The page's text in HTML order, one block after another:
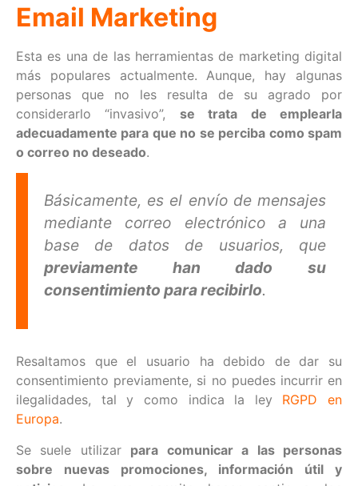
Email Marketing
Esta es una de las herramientas de marketing digital
más populares actualmente. Aunque, hay algunas
personas que no les resulta de su agrado por
considerarlo “invasivo”, se trata de emplearla
adecuadamente para que no se perciba como spam
o correo no deseado.
Básicamente, es el envío de mensajes
mediante correo electrónico a una
base de datos de usuarios, que
previamente han dado su
consentimiento para recibirlo.
Resaltamos que el usuario ha debido de dar su
consentimiento previamente, si no puedes incurrir en
ilegalidades, tal y como indica la ley RGPD en
Europa.
Se suele utilizar para comunicar a las personas
sobre nuevas promociones, información útil y